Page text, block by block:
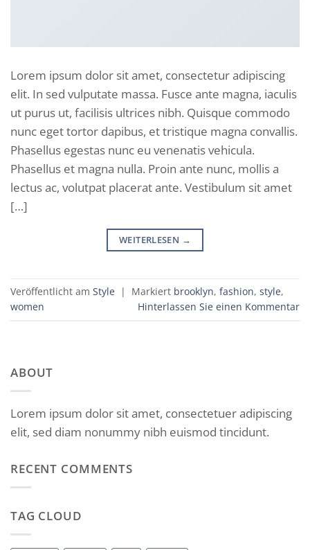
Lorem ipsum dolor sit amet, consectetur adipiscing
elit. In sed vulputate massa. Fusce ante magna, iaculis
ut purus ut, facilisis ultrices nibh. Quisque commodo
nunc eget tortor dapibus, et tristique magna convallis.
Phasellus egestas nunc eu venenatis vehicula.
Phasellus et magna nulla. Proin ante nunc, mollis a
lectus ac, volutpat placerat ante. Vestibulum sit amet
[…]
WEITERLESEN →
Veröffentlicht am Style | Markiert brooklyn, fashion, style,
women
Hinterlassen Sie einen Kommentar
ABOUT
Lorem ipsum dolor sit amet, consectetuer adipiscing
elit, sed diam nonummy nibh euismod tincidunt.
RECENT COMMENTS
TAG CLOUD